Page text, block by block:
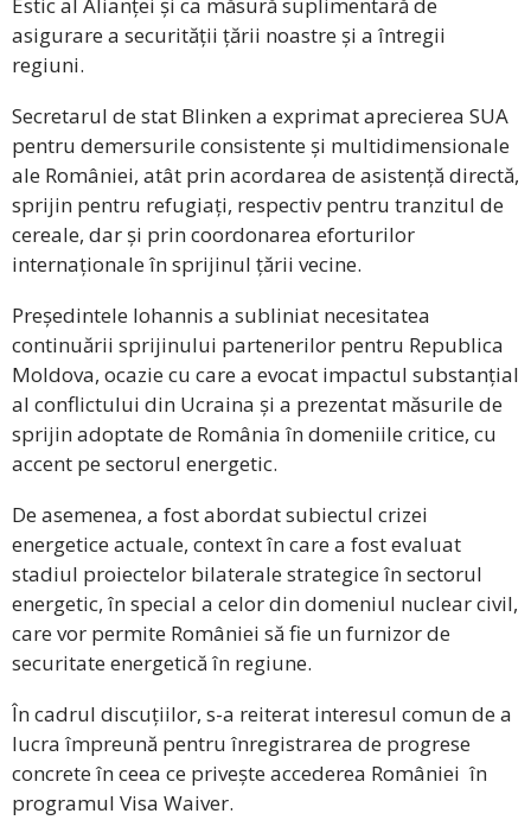
asigurare a securității țării noastre și a întregii
regiuni.
Secretarul de stat Blinken a exprimat aprecierea SUA
pentru demersurile consistente și multidimensionale
ale României, atât prin acordarea de asistență directă,
sprijin pentru refugiați, respectiv pentru tranzitul de
cereale, dar și prin coordonarea eforturilor
internaționale în sprijinul țării vecine.
Președintele Iohannis a subliniat necesitatea
continuării sprijinului partenerilor pentru Republica
Moldova, ocazie cu care a evocat impactul substanțial
al conflictului din Ucraina și a prezentat măsurile de
sprijin adoptate de România în domeniile critice, cu
accent pe sectorul energetic.
De asemenea, a fost abordat subiectul crizei
energetice actuale, context în care a fost evaluat
stadiul proiectelor bilaterale strategice în sectorul
energetic, în special a celor din domeniul nuclear civil,
care vor permite României să fie un furnizor de
securitate energetică în regiune.
În cadrul discuțiilor, s-a reiterat interesul comun de a
lucra împreună pentru înregistrarea de progrese
concrete în ceea ce privește accederea României în
programul Visa Waiver.